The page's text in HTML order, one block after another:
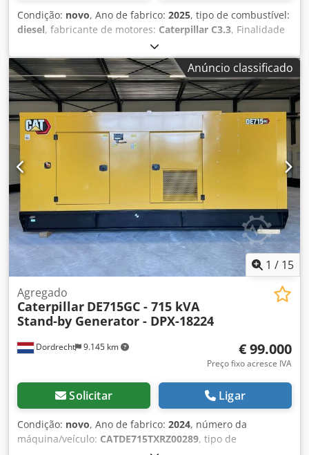
uma de nossas oficinas parceiras. Nossa oferta é
GERALMENTE SEM novo TÜV, sem nova DGUV, sem nova
SP, sem nova UVV. Outros caminhões podem ser
encontrados em nosso site: Dcsdpfjvzav Njx Ackjk Falamos
os seguintes idiomas: alemão, inglês, polonês e turco.
Observação: Oferecemos e recomendamos fortemente a
inspeção e verificação do produto para evitar quaisquer
equívocos quanto à condição e adequação do mesmo.
Inspeções podem ser realizadas a qualquer momento,
mediante agendamento prévio; são expressamente
desejadas. Todas as informações são fornecidas sem
garantia. Não nos responsabilizamos por erros ou
informações incorretas nesta oferta. O comprador deve se
certificar por conta própria do estado e dos equipamentos
da mercadoria/veículo. Alterações, vendas antecipadas e
erros reservados.
Condição: novo, Ano de fabrico: 2025, tipo de combustível:
diesel, fabricante de motores: Caterpillar C3.3, Finalidade
de uso: construção civil Peso vazio: 889 kg Dcjdpfxsy R I Hto
Ackjk Potência do gerador: 50 kVA Dimensões do
compartimento de carga: 230 x 96 x 140 cm Certificação CE:
sim Volume do tanque de água: 103 l Entre em contato
com a equipe DPX para mais informações. = Outras opções
e acessórios = - Bateria - Painel de controle - Teto de aço -
Tanque
Anúncio classificado
1 / 15
Dordrecht 9.145 km
Agregado
Caterpillar DE715GC - 715 kVA
Stand-by Generator - DPX-18224
€ 99.000
Preço fixo acresce IVA
Solicitar Ligar
Condição: novo, Ano de fabrico: 2024, número da
máquina/veículo: CATDE715TXRZ00289, tipo de